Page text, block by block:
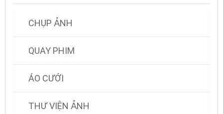
CHỤP ẢNH
QUAY PHIM
ÁO CƯỚI
THƯ VIỆN ẢNH